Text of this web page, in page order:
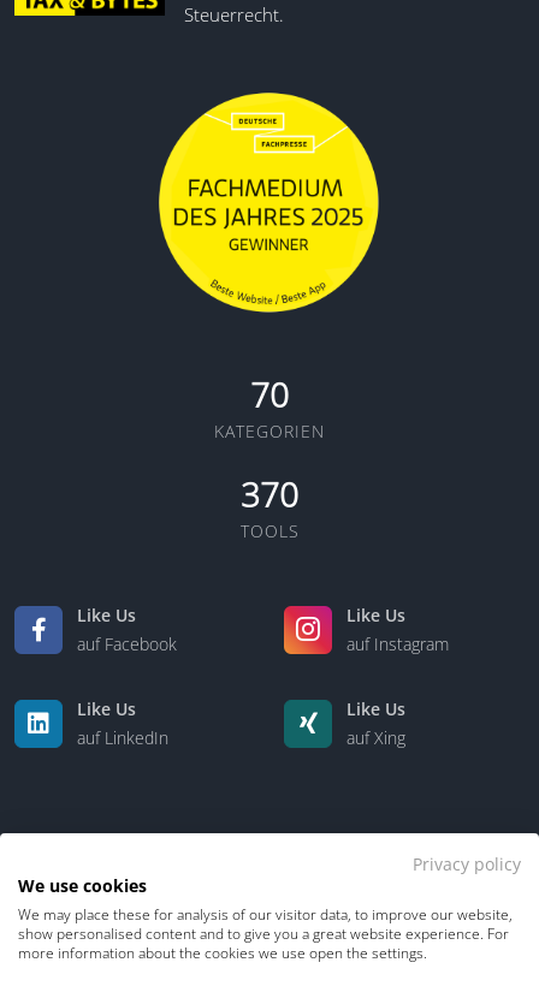
Steuerrecht.
70
KATEGORIEN
370
TOOLS
Like Us
auf Facebook
Like Us
auf Instagram
Like Us
auf LinkedIn
Like Us
auf Xing
Kontakt Über uns
Privacy policy
We use cookies
We may place these for analysis of our visitor data, to improve our website,
show personalised content and to give you a great website experience. For
more information about the cookies we use open the settings.